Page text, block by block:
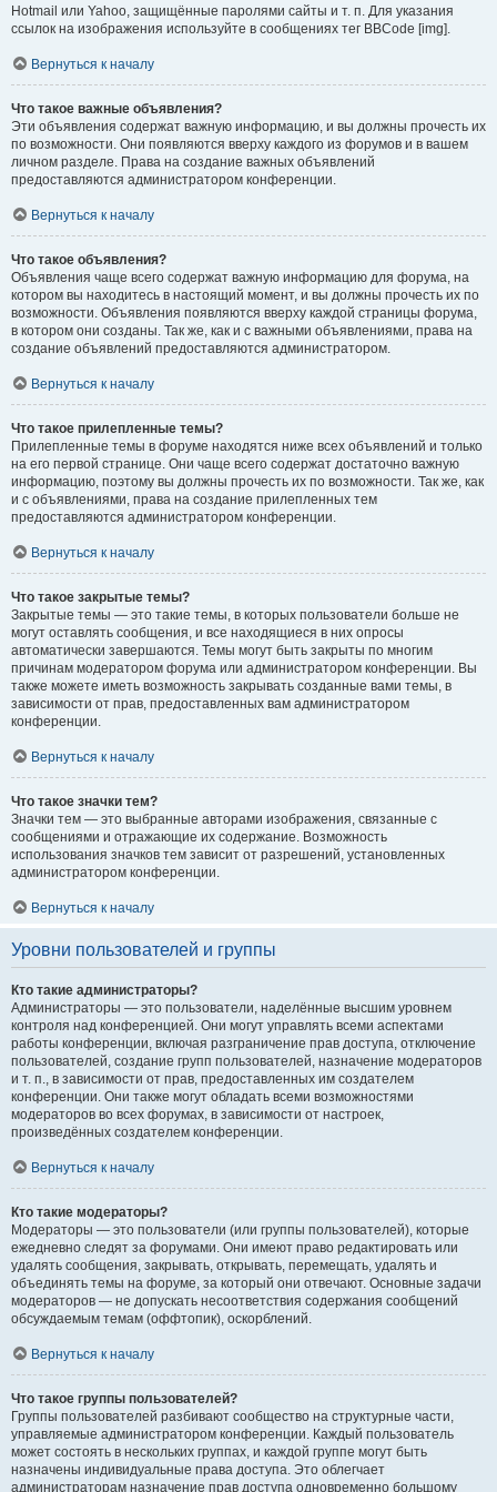
Hotmail или Yahoo, защищённые паролями сайты и т. п. Для указания
ссылок на изображения используйте в сообщениях тег BBCode [img].
Вернуться к началу
Что такое важные объявления?
Эти объявления содержат важную информацию, и вы должны прочесть их
по возможности. Они появляются вверху каждого из форумов и в вашем
личном разделе. Права на создание важных объявлений
предоставляются администратором конференции.
Вернуться к началу
Что такое объявления?
Объявления чаще всего содержат важную информацию для форума, на
котором вы находитесь в настоящий момент, и вы должны прочесть их по
возможности. Объявления появляются вверху каждой страницы форума,
в котором они созданы. Так же, как и с важными объявлениями, права на
создание объявлений предоставляются администратором.
Вернуться к началу
Что такое прилепленные темы?
Прилепленные темы в форуме находятся ниже всех объявлений и только
на его первой странице. Они чаще всего содержат достаточно важную
информацию, поэтому вы должны прочесть их по возможности. Так же, как
и с объявлениями, права на создание прилепленных тем
предоставляются администратором конференции.
Вернуться к началу
Что такое закрытые темы?
Закрытые темы — это такие темы, в которых пользователи больше не
могут оставлять сообщения, и все находящиеся в них опросы
автоматически завершаются. Темы могут быть закрыты по многим
причинам модератором форума или администратором конференции. Вы
также можете иметь возможность закрывать созданные вами темы, в
зависимости от прав, предоставленных вам администратором
конференции.
Вернуться к началу
Что такое значки тем?
Значки тем — это выбранные авторами изображения, связанные с
сообщениями и отражающие их содержание. Возможность
использования значков тем зависит от разрешений, установленных
администратором конференции.
Вернуться к началу
Уровни пользователей и группы
Кто такие администраторы?
Администраторы — это пользователи, наделённые высшим уровнем
контроля над конференцией. Они могут управлять всеми аспектами
работы конференции, включая разграничение прав доступа, отключение
пользователей, создание групп пользователей, назначение модераторов
и т. п., в зависимости от прав, предоставленных им создателем
конференции. Они также могут обладать всеми возможностями
модераторов во всех форумах, в зависимости от настроек,
произведённых создателем конференции.
Вернуться к началу
Кто такие модераторы?
Модераторы — это пользователи (или группы пользователей), которые
ежедневно следят за форумами. Они имеют право редактировать или
удалять сообщения, закрывать, открывать, перемещать, удалять и
объединять темы на форуме, за который они отвечают. Основные задачи
модераторов — не допускать несоответствия содержания сообщений
обсуждаемым темам (оффтопик), оскорблений.
Вернуться к началу
Что такое группы пользователей?
Группы пользователей разбивают сообщество на структурные части,
управляемые администратором конференции. Каждый пользователь
может состоять в нескольких группах, и каждой группе могут быть
назначены индивидуальные права доступа. Это облегчает
администраторам назначение прав доступа одновременно большому